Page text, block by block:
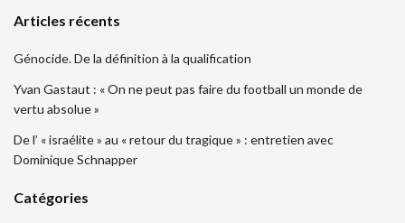
Articles récents
Génocide. De la définition à la qualification
Yvan Gastaut : « On ne peut pas faire du football un monde de
vertu absolue »
De l’ « israélite » au « retour du tragique » : entretien avec
Dominique Schnapper
Catégories